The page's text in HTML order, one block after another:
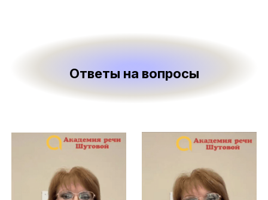
Ответы на вопросы